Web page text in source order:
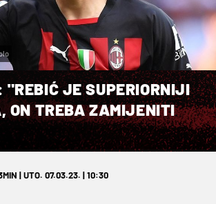
"REBIĆ JE SUPERIORNIJI
ON TREBA ZAMIJENITI
| UTO. 07.03.23. | 10:30